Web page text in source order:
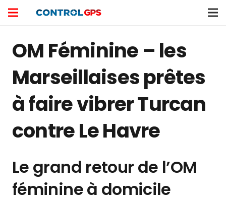
OM Féminine – les
Marseillaises prêtes
à faire vibrer Turcan
contre Le Havre
Le grand retour de l’OM
féminine à domicile